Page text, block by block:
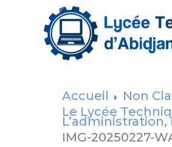
Accueil
Non
Le Lycée
L’administration,
IMG-20250227-